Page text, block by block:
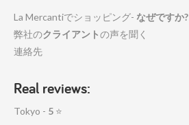
La Mercantiでショッピング- なぜですか?
弊社のクライアントの声を聞く
連絡先
Real reviews:
Tokyo - 5 ⭐